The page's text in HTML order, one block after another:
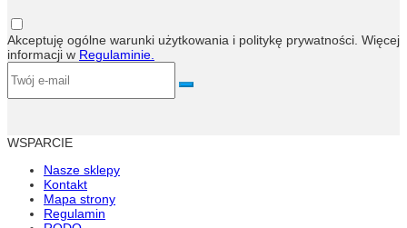
Akceptuję ogólne warunki użytkowania i politykę prywatności. Więcej
informacji w Regulaminie.
WSPARCIE
Nasze sklepy
Kontakt
Mapa strony
Regulamin